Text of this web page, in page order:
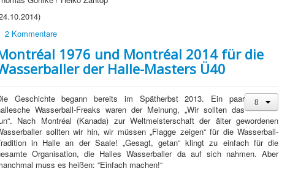
2 Kommentare
1976 und Montréal 2014 für die
der Halle-Masters Ü40
Geschichte begann bereits im Spätherbst 2013. Ein paar
Wasserball-Freaks waren der Meinung, „Wir sollten das
Nach Montréal (Kanada) zur Weltmeisterschaft der älter gewordenen
sollten wir hin, wir müssen „Flagge zeigen“ für die Wasserball-
in Halle an der Saale! „Gesagt, getan“ klingt zu einfach für die
Organisation, die Halles Wasserballer da auf sich nahmen. Aber
muss es heißen: “Einfach machen!“